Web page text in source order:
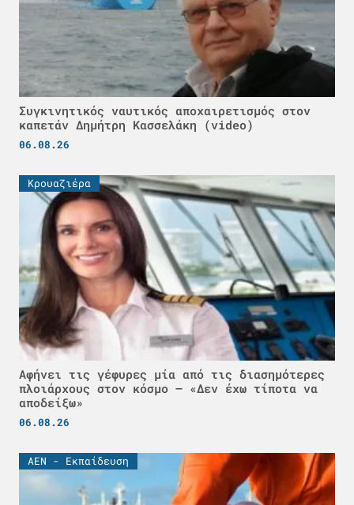
Συγκινητικός ναυτικός αποχαιρετισμός στον
καπετάν Δημήτρη Κασσελάκη (video)
06.08.26
Κρουαζιέρα
Αφήνει τις γέφυρες μία από τις διασημότερες
πλοιάρχους στον κόσμο – «Δεν έχω τίποτα να
αποδείξω»
06.08.26
ΑΕΝ - Εκπαίδευση